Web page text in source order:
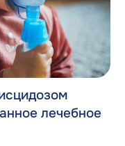
лечебное